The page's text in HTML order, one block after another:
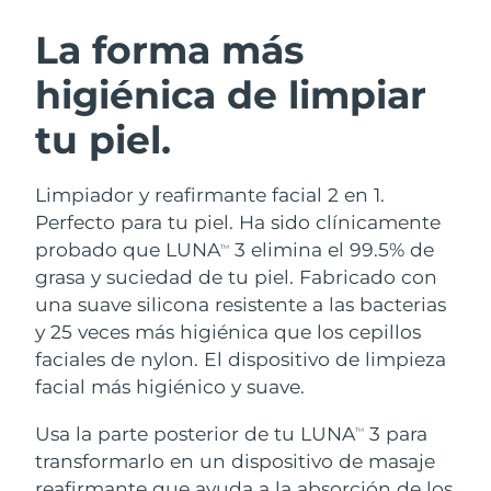
La forma más
higiénica de limpiar
tu piel.
Limpiador y reafirmante facial 2 en 1.
Perfecto para tu piel. Ha sido clínicamente
probado que LUNATM
3 elimina el 99.5% de
grasa y suciedad de tu piel. Fabricado con
una suave silicona resistente a las bacterias
y 25 veces más higiénica que los cepillos
faciales de nylon. El dispositivo de limpieza
facial más higiénico y suave.
Usa la parte posterior de tu LUNATM
3 para
transformarlo en un dispositivo de masaje
Limpieza facial
Anti-aging massage
LUNA™ 4 Plus
Massage, LED heating
LUNA™ 4 Men
Microcurrent toning
BEAR™ 2 go
Microcurrent toning on-the-go
BEAR™ 2 eyes & lips
Hidratación
UFO™ 3 pack
Deep facial hydration
UFO™ 3 LED
Near-infrared and red light therapy
device
Cuidado bucal
issa™ 4
Hybrid silicone sonic toothbrush
Smart hybrid silicone sonic toothbrush
TRATAMIENTO ANTIEDAD FAQ™
Antiedad Tratamientos LED
NEW
Austria
Baréin Entrega prevista 8/9/26
Bélgica
Bermudas Entrega prevista
Bosnia y Herzegovina Entrega prevista 8/11/26
Brunéi
Bulgaria Entrega prevista8/8/26
Canadá Entrega prevista
Chile Entrega prevista8/12/26